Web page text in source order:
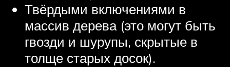
Твёрдыми включениями в
массив дерева (это могут быть
гвозди и шурупы, скрытые в
толще старых досок).